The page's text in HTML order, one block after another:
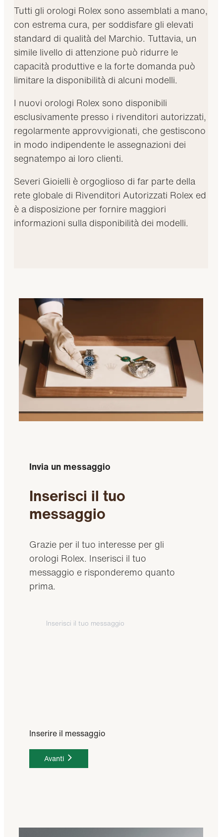
Tutti gli orologi Rolex sono assemblati a mano,
con estrema cura, per soddisfare gli elevati
standard di qualità del Marchio. Tuttavia, un
simile livello di attenzione può ridurre le
capacità produttive e la forte domanda può
limitare la disponibilità di alcuni modelli.
I nuovi orologi Rolex sono disponibili
esclusivamente presso i rivenditori autorizzati,
regolarmente approvvigionati, che gestiscono
in modo indipendente le assegnazioni dei
segnatempo ai loro clienti.
Severi Gioielli è orgoglioso di far parte della
rete globale di Rivenditori Autorizzati Rolex ed
è a disposizione per fornire maggiori
informazioni sulla disponibilità dei modelli.
Invia un messaggio
Inserisci il tuo
messaggio
Grazie per il tuo interesse per gli
orologi Rolex. Inserisci il tuo
messaggio e risponderemo quanto
prima.
Inserire il messaggio
Avanti